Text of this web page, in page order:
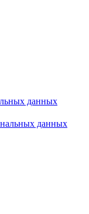
данных
данных